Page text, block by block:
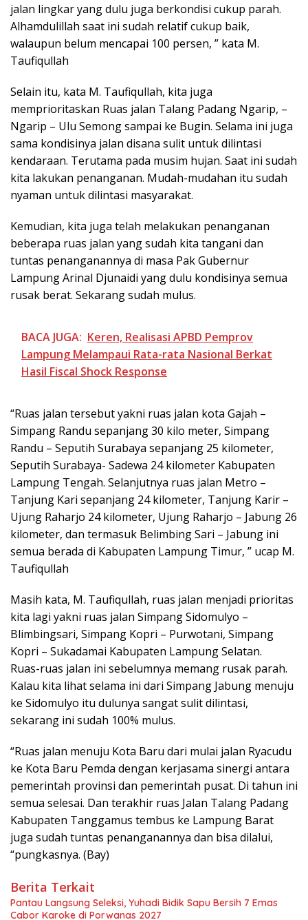
jalan lingkar yang dulu juga berkondisi cukup parah.
Alhamdulillah saat ini sudah relatif cukup baik,
walaupun belum mencapai 100 persen, ” kata M.
Taufiqullah
Selain itu, kata M. Taufiqullah, kita juga
memprioritaskan Ruas jalan Talang Padang Ngarip, –
Ngarip – Ulu Semong sampai ke Bugin. Selama ini juga
sama kondisinya jalan disana sulit untuk dilintasi
kendaraan. Terutama pada musim hujan. Saat ini sudah
kita lakukan penanganan. Mudah-mudahan itu sudah
nyaman untuk dilintasi masyarakat.
Kemudian, kita juga telah melakukan penanganan
beberapa ruas jalan yang sudah kita tangani dan
tuntas penanganannya di masa Pak Gubernur
Lampung Arinal Djunaidi yang dulu kondisinya semua
rusak berat. Sekarang sudah mulus.
BACA JUGA: Keren, Realisasi APBD Pemprov
Lampung Melampaui Rata-rata Nasional Berkat
Hasil Fiscal Shock Response
“Ruas jalan tersebut yakni ruas jalan kota Gajah –
Simpang Randu sepanjang 30 kilo meter, Simpang
Randu – Seputih Surabaya sepanjang 25 kilometer,
Seputih Surabaya- Sadewa 24 kilometer Kabupaten
Lampung Tengah. Selanjutnya ruas jalan Metro –
Tanjung Kari sepanjang 24 kilometer, Tanjung Karir –
Ujung Raharjo 24 kilometer, Ujung Raharjo – Jabung 26
kilometer, dan termasuk Belimbing Sari – Jabung ini
semua berada di Kabupaten Lampung Timur, ” ucap M.
Taufiqullah
Masih kata, M. Taufiqullah, ruas jalan menjadi prioritas
kita lagi yakni ruas jalan Simpang Sidomulyo –
Blimbingsari, Simpang Kopri – Purwotani, Simpang
Kopri – Sukadamai Kabupaten Lampung Selatan.
Ruas-ruas jalan ini sebelumnya memang rusak parah.
Kalau kita lihat selama ini dari Simpang Jabung menuju
ke Sidomulyo itu dulunya sangat sulit dilintasi,
sekarang ini sudah 100% mulus.
“Ruas jalan menuju Kota Baru dari mulai jalan Ryacudu
ke Kota Baru Pemda dengan kerjasama sinergi antara
pemerintah provinsi dan pemerintah pusat. Di tahun ini
semua selesai. Dan terakhir ruas Jalan Talang Padang
Kabupaten Tanggamus tembus ke Lampung Barat
juga sudah tuntas penanganannya dan bisa dilalui,
“pungkasnya. (Bay)
Berita Terkait
Pantau Langsung Seleksi, Yuhadi Bidik Sapu Bersih 7 Emas
Cabor Karoke di Porwanas 2027